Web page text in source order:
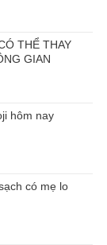
THỂ THAY
GIAN
hôm nay
có mẹ lo